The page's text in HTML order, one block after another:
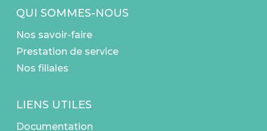
QUI SOMMES-NOUS
Nos savoir-faire
Prestation de service
Nos filiales
LIENS UTILES
Documentation